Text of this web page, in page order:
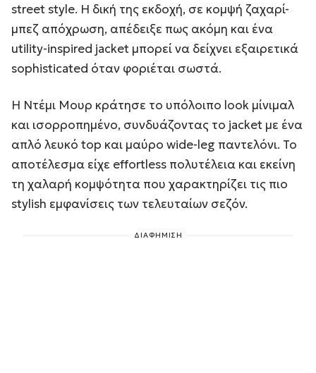
street style. Η δική της εκδοχή, σε κομψή ζαχαρί-
μπεζ απόχρωση, απέδειξε πως ακόμη και ένα
utility-inspired jacket μπορεί να δείχνει εξαιρετικά
sophisticated όταν φοριέται σωστά.
Η Ντέμι Μουρ κράτησε το υπόλοιπο look μίνιμαλ
και ισορροπημένο, συνδυάζοντας το jacket με ένα
απλό λευκό top και μαύρο wide-leg παντελόνι. Το
αποτέλεσμα είχε effortless πολυτέλεια και εκείνη
τη χαλαρή κομψότητα που χαρακτηρίζει τις πιο
stylish εμφανίσεις των τελευταίων σεζόν.
ΔΙΑΦΗΜΙΣΗ